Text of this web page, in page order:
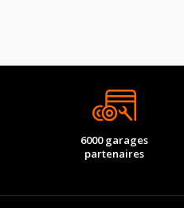
6000 garages
partenaires